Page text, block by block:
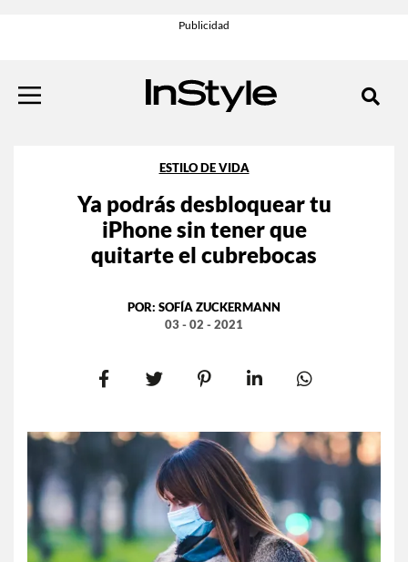
ESTILO DE VIDA
Ya podrás desbloquear tu
iPhone sin tener que
quitarte el cubrebocas
POR: SOFÍA ZUCKERMANN
03 - 02 - 2021